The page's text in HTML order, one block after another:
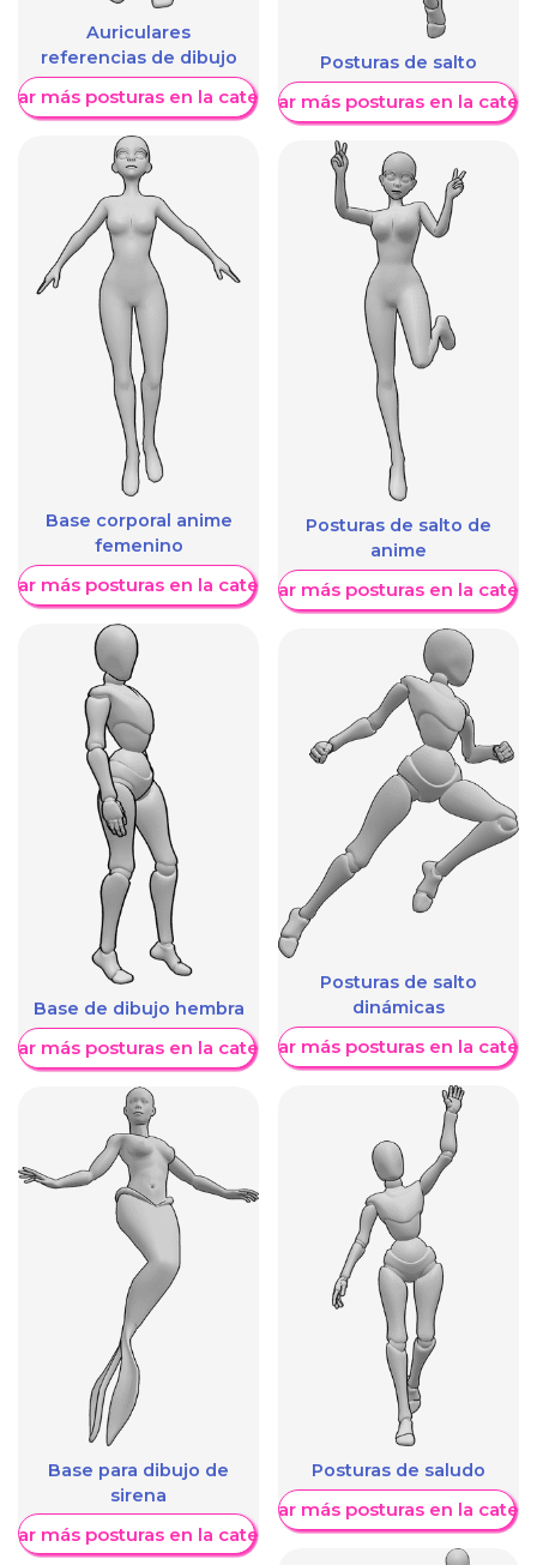
Auriculares
referencias de dibujo
más posturas en la categoría
Base corporal anime
femenino
más posturas en la categoría
Base de dibujo hembra
más posturas en la categoría
Base para dibujo de
sirena
más posturas en la categoría
Posturas de salto
Mostrar más posturas en la
Posturas de salto de
anime
Mostrar más posturas en la
Posturas de salto
dinámicas
Mostrar más posturas en la
Posturas de saludo
Mostrar más posturas en la